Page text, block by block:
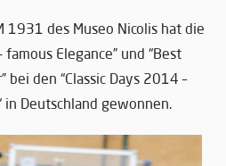
1931 des Museo Nicolis hat die
famous Elegance” und “Best
bei den “Classic Days 2014 –
in Deutschland gewonnen.